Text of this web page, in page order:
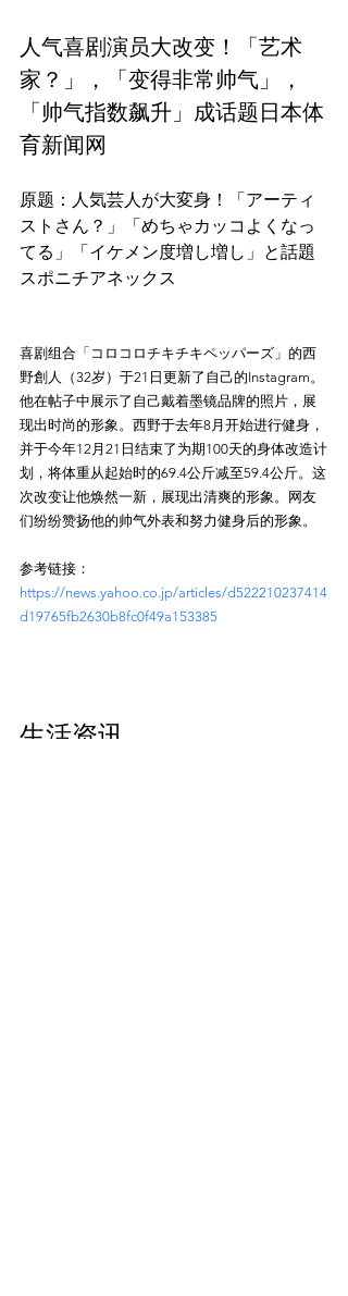
人气喜剧演员大改变！「艺术
家？」，「变得非常帅气」，
「帅气指数飙升」成话题日本体
育新闻网
原题：人気芸人が大変身！「アーティ
ストさん？」「めちゃカッコよくなっ
てる」「イケメン度増し増し」と話題
スポニチアネックス
喜剧组合「コロコロチキチキペッパーズ」的西
野創人（32岁）于21日更新了自己的Instagram。
他在帖子中展示了自己戴着墨镜品牌的照片，展
现出时尚的形象。西野于去年8月开始进行健身，
并于今年12月21日结束了为期100天的身体改造计
划，将体重从起始时的69.4公斤减至59.4公斤。这
次改变让他焕然一新，展现出清爽的形象。网友
们纷纷赞扬他的帅气外表和努力健身后的形象。
参考链接：
https://news.yahoo.co.jp/articles/d522210237414
d19765fb2630b8fc0f49a153385
生活资讯